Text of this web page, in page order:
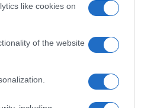
like cookies on
of the website
σε32.134δικαιούχους